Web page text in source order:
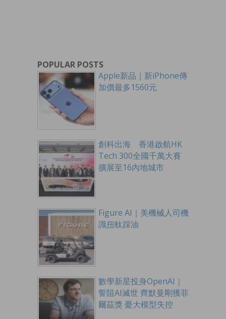
POPULAR POSTS
Apple新品｜新iPhone傳
加價最多1560元
創科出海 香港啟航HK
Tech 300全國千萬大賽
擴展至16內地城市
Figure AI｜美機械人司機
識扭軚踩油
數學新星投身OpenAI｜
誓阻AI滅世 齊默曼剛獲菲
爾茲獎 憂大模型失控